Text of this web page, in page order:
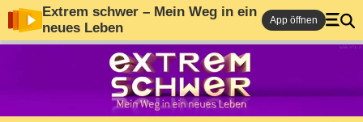
Extrem schwer – Mein Weg in ein
neues Leben
App öffnen